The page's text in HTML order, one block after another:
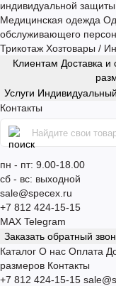
индивидуальной
Медицинская одежда
обслуживающего
Трикотаж Хозтовары /
Клиентам Доставка и
Услуги
Контакты
пн - пт: 9.00-18.00
сб - вс: выходной
sale@specex.ru
+7 812 424-15-15
MAX Telegram
Заказать обратный
Каталог О нас Оплата
размеров Контакты
+7 812 424-15-15